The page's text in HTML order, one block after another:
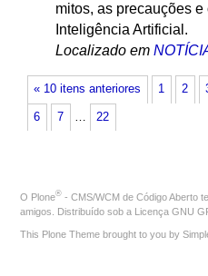
mitos, as precauções
Inteligência Artificial.
Localizado em
« 10 itens anteriores 1 2
6 7 … 22
O Plone® - CMS/WCM de Código Aberto
amigos. Distribuído sob a Licença GNU
This Plone Theme brought to you by